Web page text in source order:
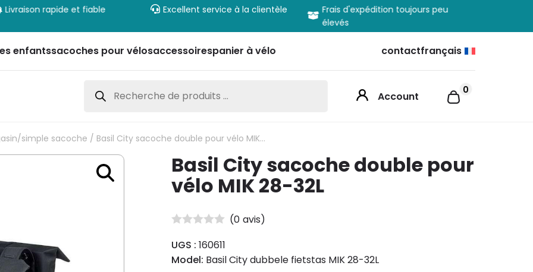
Livraison rapide et fiable Excellent service à la clientèle
Frais d'expédition toujours peu
élevés
enfantssacoches pour vélosaccessoirespanier à vélo contactfrançais
produits Account 0
simple sacoche / Basil City sacoche double pour vélo MIK 28-32L
Basil City sacoche double pour
vélo MIK 28-32L
(0 avis)
UGS : 160611
Model: Basil City dubbele fietstas MIK 28-32L